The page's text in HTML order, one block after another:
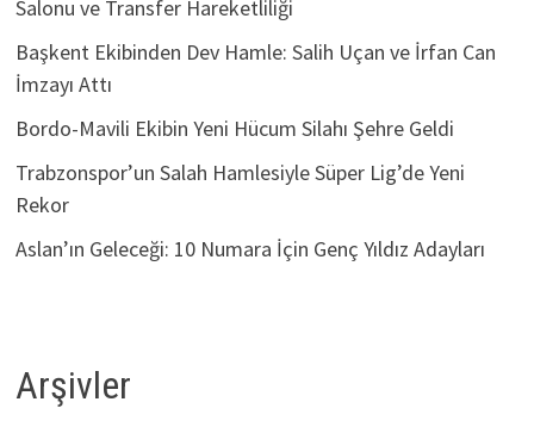
Salonu ve Transfer Hareketliliği
Başkent Ekibinden Dev Hamle: Salih Uçan ve İrfan Can
İmzayı Attı
Bordo-Mavili Ekibin Yeni Hücum Silahı Şehre Geldi
Trabzonspor’un Salah Hamlesiyle Süper Lig’de Yeni
Rekor
Aslan’ın Geleceği: 10 Numara İçin Genç Yıldız Adayları
Arşivler